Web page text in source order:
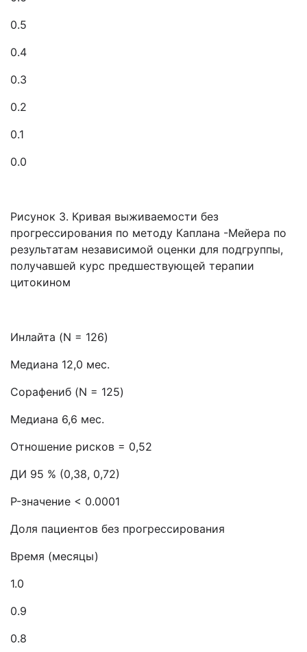
0.5
0.4
0.3
0.2
0.1
0.0
Рисунок 3. Кривая выживаемости без
прогрессирования по методу Каплана -Мейера по
результатам независимой оценки для подгруппы,
получавшей курс предшествующей терапии
цитокином
Инлайта (N = 126)
Медиана 12,0 мес.
Сорафениб (N = 125)
Медиана 6,6 мес.
Отношение рисков = 0,52
ДИ 95 % (0,38, 0,72)
P-значение < 0.0001
Доля пациентов без прогрессирования
Время (месяцы)
1.0
0.9
0.8